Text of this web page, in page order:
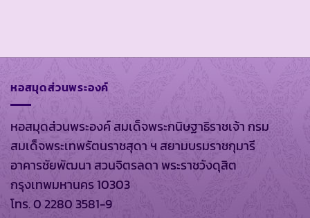
หอสมุดส่วนพระองค์
หอสมุดส่วนพระองค์ สมเด็จพระกนิษฐาธิราชเจ้า กรม
สมเด็จพระเทพรัตนราชสุดา ฯ สยามบรมราชกุมารี
อาคารชัยพัฒนา สวนจิตรลดา พระราชวังดุสิต
กรุงเทพมหานคร 10303
โทร. 0 2280 3581-9